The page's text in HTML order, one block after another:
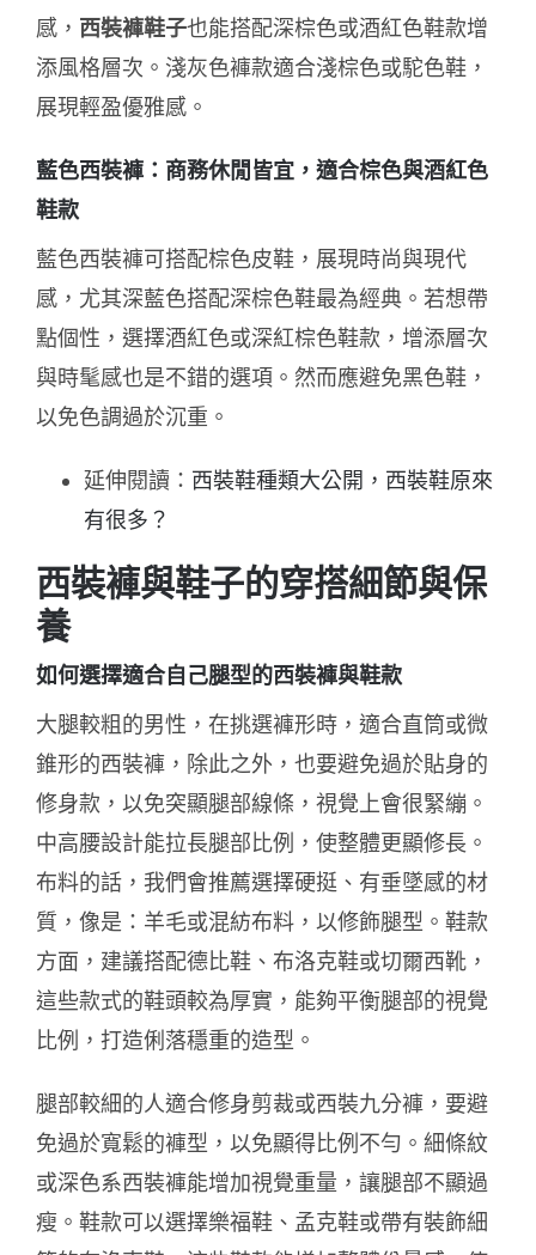
感， 西裝褲鞋子也能搭配深棕色或酒紅色鞋款增
添風格層次。淺灰色褲款適合淺棕色或駝色鞋，
展現輕盈優雅感。
藍色西裝褲：商務休閒皆宜，適合棕色與酒紅色
鞋款
藍色西裝褲可搭配棕色皮鞋，展現時尚與現代
感，尤其深藍色搭配深棕色鞋最為經典。若想帶
點個性，選擇酒紅色或深紅棕色鞋款，增添層次
與時髦感也是不錯的選項。然而應避免黑色鞋，
以免色調過於沉重。
延伸閱讀： 西裝鞋種類大公開，西裝鞋原來
有很多？
西裝褲與鞋子的穿搭細節與保
養
如何選擇適合自己腿型的西裝褲與鞋款
大腿較粗的男性，在挑選褲形時，適合直筒或微
錐形的西裝褲 ，除此之外，也要避免過於貼身的
修身款，以免突顯腿部線條，視覺上會很緊繃。
中高腰設計能拉長腿部比例，使整體更顯修長。
布料的話，我們會推薦選擇硬挺、有垂墜感的材
質，像是：羊毛或混紡布料，以修飾腿型。鞋款
方面，建議搭配德比鞋、布洛克鞋或切爾西靴，
這些款式的鞋頭較為厚實，能夠平衡腿部的視覺
比例，打造俐落穩重的造型。
腿部較細的人適合修身剪裁或西裝九分褲，要避
免過於寬鬆的褲型，以免顯得比例不勻。細條紋
或深色系西裝褲能增加視覺重量，讓腿部不顯過
瘦。 鞋款可以選擇樂福鞋、孟克鞋或帶有裝飾細